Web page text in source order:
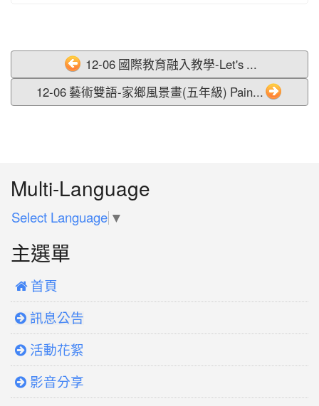
12-06 國際教育融入教學-Let's ...
12-06 藝術雙語-家鄉風景畫(五年級) Pain...
Multi-Language
Select Language ▼
主選單
 首頁
訊息公告
活動花絮
影音分享